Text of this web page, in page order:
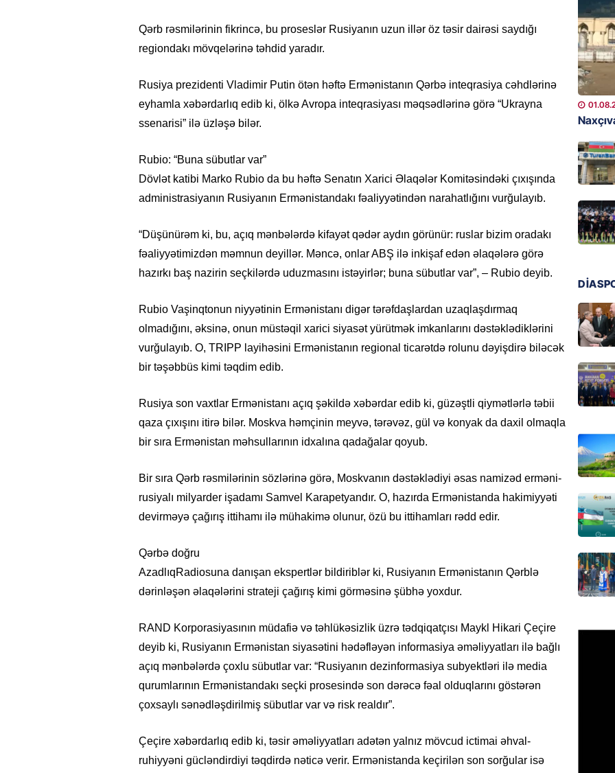
Qərb rəsmilərinin fikrincə, bu proseslər Rusiyanın uzun illər öz təsir dairəsi saydığı
regiondakı mövqelərinə təhdid yaradır.
Rusiya prezidenti Vladimir Putin ötən həftə Ermənistanın Qərbə inteqrasiya cəhdlərinə
eyhamla xəbərdarlıq edib ki, ölkə Avropa inteqrasiyası məqsədlərinə görə “Ukrayna
ssenarisi” ilə üzləşə bilər.
Rubio: “Buna sübutlar var”
Dövlət katibi Marko Rubio da bu həftə Senatın Xarici Əlaqələr Komitəsindəki çıxışında
administrasiyanın Rusiyanın Ermənistandakı fəaliyyətindən narahatlığını vurğulayıb.
“Düşünürəm ki, bu, açıq mənbələrdə kifayət qədər aydın görünür: ruslar bizim oradakı
fəaliyyətimizdən məmnun deyillər. Məncə, onlar ABŞ ilə inkişaf edən əlaqələrə görə
hazırkı baş nazirin seçkilərdə uduzmasını istəyirlər; buna sübutlar var”, – Rubio deyib.
Rubio Vaşinqtonun niyyətinin Ermənistanı digər tərəfdaşlardan uzaqlaşdırmaq
olmadığını, əksinə, onun müstəqil xarici siyasət yürütmək imkanlarını dəstəklədiklərini
vurğulayıb. O, TRIPP layihəsini Ermənistanın regional ticarətdə rolunu dəyişdirə biləcək
bir təşəbbüs kimi təqdim edib.
Rusiya son vaxtlar Ermənistanı açıq şəkildə xəbərdar edib ki, güzəştli qiymətlərlə təbii
qaza çıxışını itirə bilər. Moskva həmçinin meyvə, tərəvəz, gül və konyak da daxil olmaqla
bir sıra Ermənistan məhsullarının idxalına qadağalar qoyub.
Bir sıra Qərb rəsmilərinin sözlərinə görə, Moskvanın dəstəklədiyi əsas namizəd erməni-
rusiyalı milyarder işadamı Samvel Karapetyandır. O, hazırda Ermənistanda hakimiyyəti
devirməyə çağırış ittihamı ilə mühakimə olunur, özü bu ittihamları rədd edir.
Qərbə doğru
AzadlıqRadiosuna danışan ekspertlər bildiriblər ki, Rusiyanın Ermənistanın Qərblə
dərinləşən əlaqələrini strateji çağırış kimi görməsinə şübhə yoxdur.
RAND Korporasiyasının müdafiə və təhlükəsizlik üzrə tədqiqatçısı Maykl Hikari Çeçire
deyib ki, Rusiyanın Ermənistan siyasətini hədəfləyən informasiya əməliyyatları ilə bağlı
açıq mənbələrdə çoxlu sübutlar var: “Rusiyanın dezinformasiya subyektləri ilə media
qurumlarının Ermənistandakı seçki prosesində son dərəcə fəal olduqlarını göstərən
çoxsaylı sənədləşdirilmiş sübutlar var və risk realdır”.
Çeçire xəbərdarlıq edib ki, təsir əməliyyatları adətən yalnız mövcud ictimai əhval-
ruhiyyəni gücləndirdiyi təqdirdə nəticə verir. Ermənistanda keçirilən son sorğular isə
GÜNDƏM
Dosye
sazişi
ÖZƏL
ÖZƏL
İki
ETDİ:
olacaq
REKLAM
HADISƏ
şəxslər